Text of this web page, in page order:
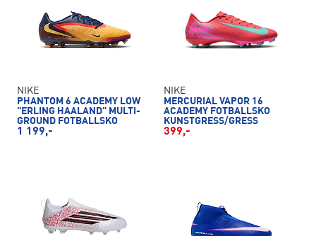
NIKE
PHANTOM 6 ACADEMY LOW
"ERLING HAALAND" MULTI-
GROUND FOTBALLSKO
1 199,-
NIKE
MERCURIAL VAPOR 16
ACADEMY FOTBALLSKO
KUNSTGRESS/GRESS
399,-